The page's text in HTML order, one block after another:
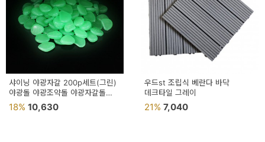
샤이닝 야광자갈 200p세트(그린)
야광돌 야광조약돌 야광자갈돌
어항돌
18% 10,630
우드st 조립식 베란다 바닥
데크타일 그레이
21% 7,040